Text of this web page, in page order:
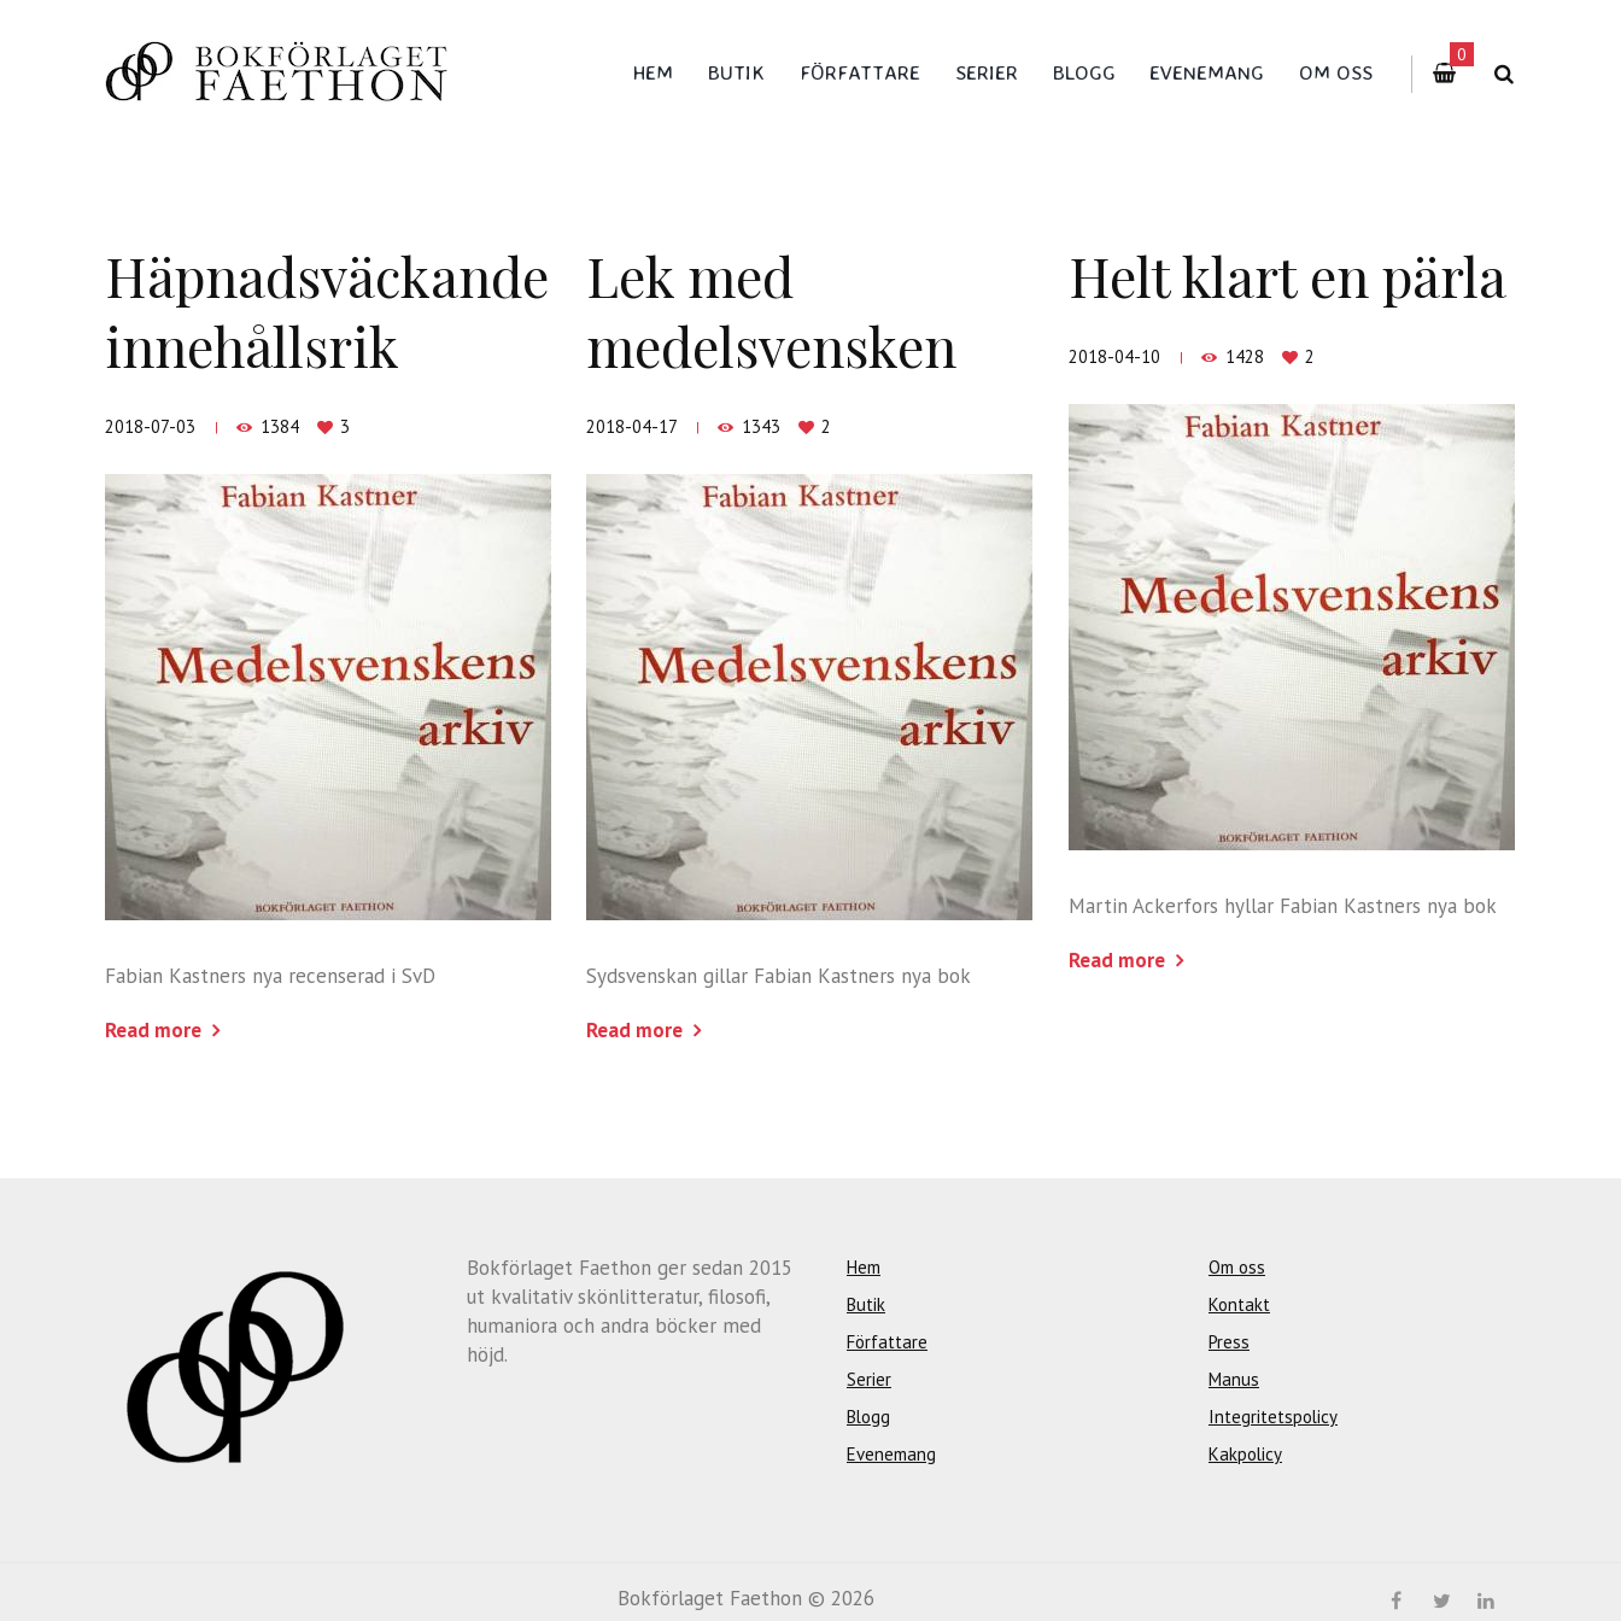
HEM BUTIK FÖRFATTARE SERIER BLOGG EVENEMANG OM OSS
0
Häpnadsväckande
innehållsrik
2018-07-03 1384 3
Fabian Kastners nya recenserad i SvD
Read more
Lek med
medelsvensken
2018-04-17 1343 2
Sydsvenskan gillar Fabian Kastners nya bok
Read more
Helt klart en pärla
2018-04-10 1428 2
Martin Ackerfors hyllar Fabian Kastners nya bok
Read more
Bokförlaget Faethon ger sedan 2015
ut kvalitativ skönlitteratur, filosofi,
humaniora och andra böcker med
höjd.
Hem
Butik
Författare
Serier
Blogg
Evenemang
Om oss
Kontakt
Press
Manus
Integritetspolicy
Kakpolicy
Bokförlaget Faethon © 2026